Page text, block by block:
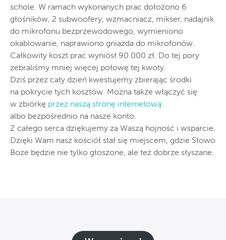
schole. W ramach wykonanych prac dołożono 6
głośników, 2 subwoofery, wzmacniacz, mikser, nadajnik
do mikrofonu bezprzewodowego, wymieniono
okablowanie, naprawiono gniazda do mikrofonów.
Całkowity koszt prac wyniósł 90 000 zł. Do tej pory
zebraliśmy mniej więcej połowę tej kwoty.
Dziś przez cały dzień kwestujemy zbierając środki
na pokrycie tych kosztów. Można także włączyć się
w zbiórkę przez naszą stronę internetową
albo bezpośrednio na nasze konto.
Z całego serca dziękujemy za Waszą hojność i wsparcie.
Dzięki Wam nasz kościół stał się miejscem, gdzie Słowo
Boże będzie nie tylko głoszone, ale też dobrze słyszane.